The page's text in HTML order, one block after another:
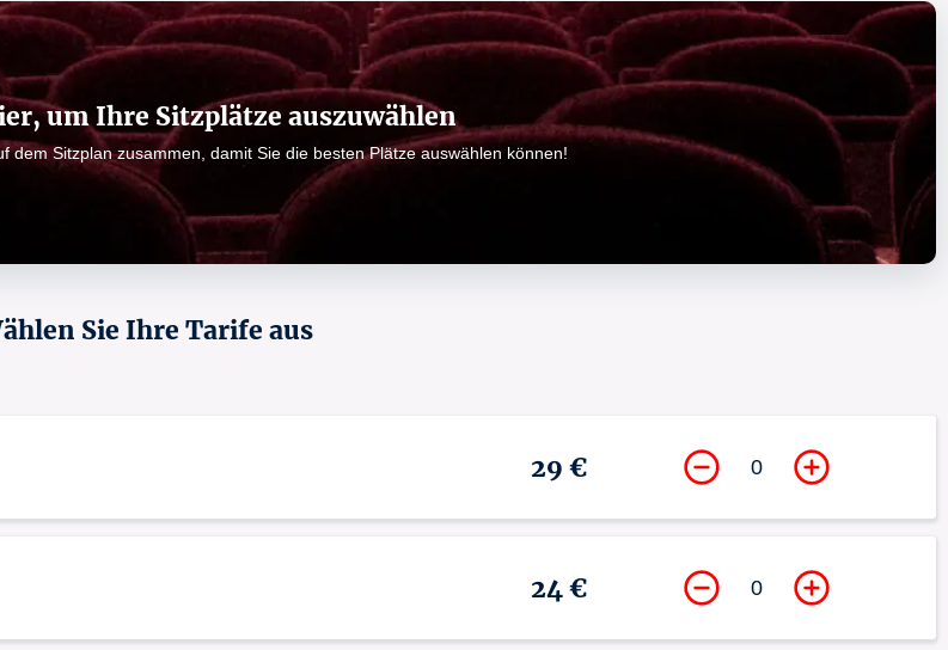
um Ihre Sitzplätze auszuwählen
dem Sitzplan zusammen, damit Sie die besten Plätze auswählen können!
Sie Ihre Tarife aus
29 € 0
24 € 0